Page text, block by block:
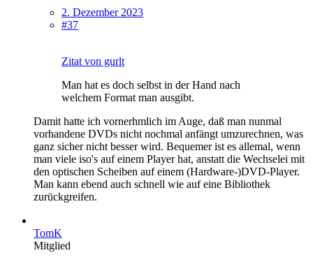
2. Dezember 2023
#37
Zitat von gurlt
Man hat es doch selbst in der Hand nach
welchem Format man ausgibt.
Damit hatte ich vornerhmlich im Auge, daß man nunmal
vorhandene DVDs nicht nochmal anfängt umzurechnen, was
ganz sicher nicht besser wird. Bequemer ist es allemal, wenn
man viele iso's auf einem Player hat, anstatt die Wechselei mit
den optischen Scheiben auf einem (Hardware-)DVD-Player.
Man kann ebend auch schnell wie auf eine Bibliothek
zurückgreifen.
TomK
Mitglied